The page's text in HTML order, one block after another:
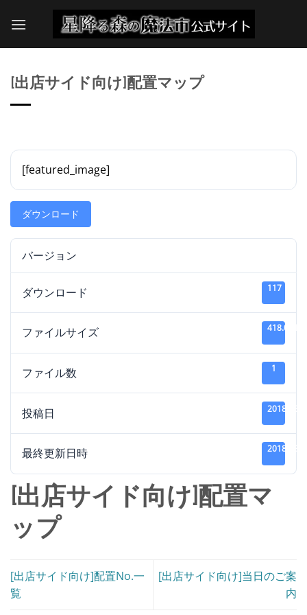
[出店サイド向け]配置マップ
[featured_image]
ダウンロード
バージョン
ダウンロード 117
ファイルサイズ 418.06 KB
ファイル数 1
投稿日 2018年3
最終更新日時 2018年3
[出店サイド向け]配置マ
ップ
[出店サイド向け]配置No.一
覧
[出店サイド向け]当日のご案
内